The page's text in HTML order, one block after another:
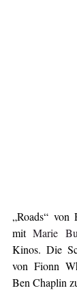
„Roads“ von
mit Marie
Kinos. Die
von Fionn
Ben Chaplin